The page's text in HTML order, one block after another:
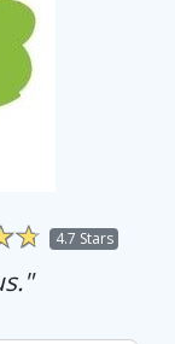
4.7 Stars